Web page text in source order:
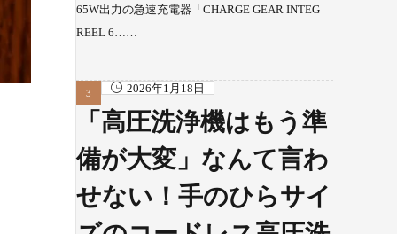
65W出力の急速充電器「CHARGE GEAR INTEG
REEL 6……
2026年1月18日
「高圧洗浄機はもう準
備が大変」なんて言わ
せない！手のひらサイ